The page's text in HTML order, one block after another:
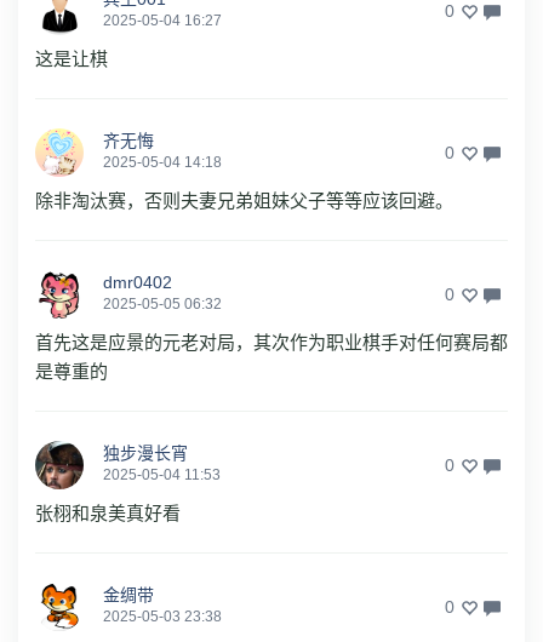
2025-05-04 16:27 0
这是让棋
齐无悔
2025-05-04 14:18 0
除非淘汰赛，否则夫妻兄弟姐妹父子等等应该回避。
dmr0402
2025-05-05 06:32 0
首先这是应景的元老对局，其次作为职业棋手对任何赛局都
是尊重的
独步漫长宵
2025-05-04 11:53 0
张栩和泉美真好看
金绸带
2025-05-03 23:38 0